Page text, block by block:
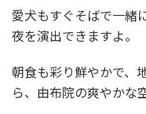
愛犬もすぐそばで一緒
夜を演出できますよ。
朝食も彩り鮮やかで、
ら、由布院の爽やかな